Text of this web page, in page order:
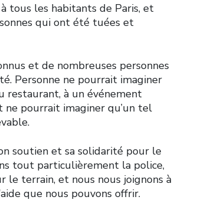
tous les habitants de Paris, et
qui ont été tuées et
et de nombreuses personnes
Personne ne pourrait imaginer
restaurant, à un événement
ne pourrait imaginer qu’un tel
soutien et sa solidarité pour le
tout particulièrement la police,
le terrain, et nous nous joignons à
que nous pouvons offrir.